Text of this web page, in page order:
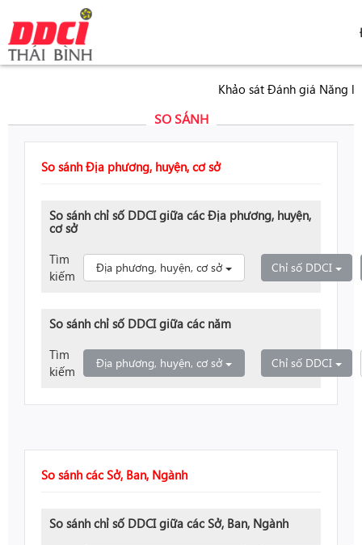
Khảo sát Đánh giá Năng
SO SÁNH
So sánh Địa phương, huyện, cơ sở
So sánh chỉ số DDCI giữa các Địa phương, huyện,
cơ sở
Tìm
kiếm
Địa phương, huyện, cơ sở Toggle Dropdown
Chỉ số DDCI
So sánh chỉ số DDCI giữa các năm
Tìm
kiếm
Địa phương, huyện, cơ sở Toggle Dropdown
Chỉ số DDCI
So sánh các Sở, Ban, Ngành
So sánh chỉ số DDCI giữa các Sở, Ban, Ngành